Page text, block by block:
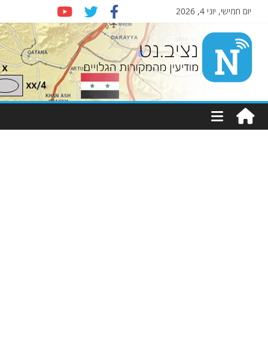
יום חמישי, יוני 4, 2026
Nziv.net
מודיעין
מהמקורות